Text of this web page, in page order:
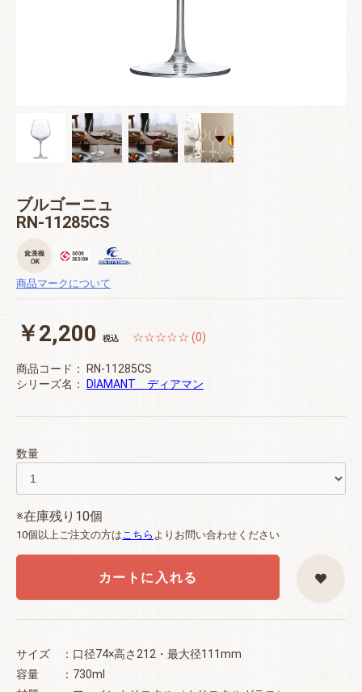
ブルゴーニュ
RN-11285CS
商品マークについて
￥2,200 税込 ☆☆☆☆☆ (0)
商品コード：
RN-11285CS
シリーズ名：
DIAMANT ディアマン
数量
※在庫残り10個
10個以上ご注文の方はこちら よりお問い合わせください
カートに入れる
サイズ ：口径74×高さ212・最大径111mm
容量 ：730ml